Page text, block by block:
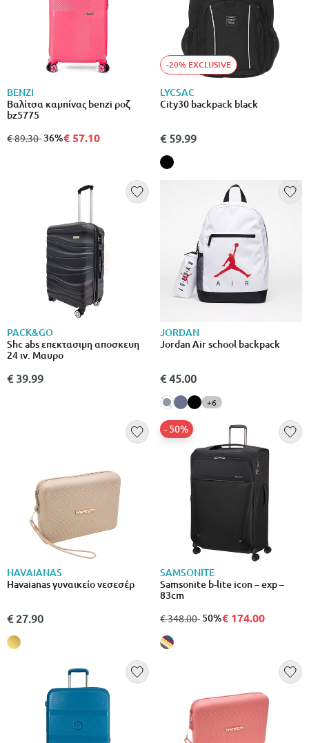
BENZI
Βαλίτσα καμπίνας benzi ροζ
bz5775
από
€ 89.30σε
- 36%€ 57.10
-20% EXCLUSIVE
LYCSAC
City30 backpack black
€ 59.99
PACK&GO
Shc abs επεκτασιμη αποσκευη
24 ιν. Μαυρο
€ 39.99
JORDAN
Jordan Air school backpack
€ 45.00
+6
HAVAIANAS
Havaianas γυναικείο νεσεσέρ
€ 27.90
SAMSONITE
Samsonite b-lite icon – exp –
83cm
από
€ 348.00σε
- 50%
- 50%€ 174.00